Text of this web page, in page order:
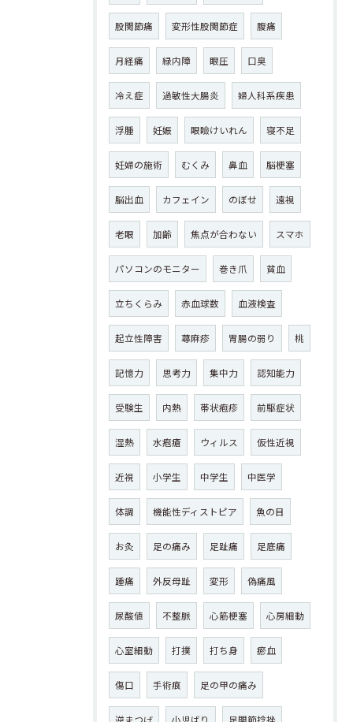
股関節痛 変形性股関節症 腹痛
月経痛 緑内障 眼圧 口臭
冷え症 過敏性大腸炎 婦人科系疾患
浮腫 妊娠 眼瞼けいれん 寝不足
妊婦の施術 むくみ 鼻血 脳梗塞
脳出血 カフェイン のぼせ 遠視
老眼 加齢 焦点が合わない スマホ
パソコンのモニター 巻き爪 貧血
立ちくらみ 赤血球数 血液検査
起立性障害 蕁麻疹 胃腸の弱り 桃
記憶力 思考力 集中力 認知能力
受験生 内熱 帯状疱疹 前駆症状
湿熱 水疱瘡 ウィルス 仮性近視
近視 小学生 中学生 中医学
体調 機能性ディストピア 魚の目
お灸 足の痛み 足趾痛 足底痛
踵痛 外反母趾 変形 偽痛風
尿酸値 不整脈 心筋梗塞 心房細動
心室細動 打撲 打ち身 瘀血
傷口 手術痕 足の甲の痛み